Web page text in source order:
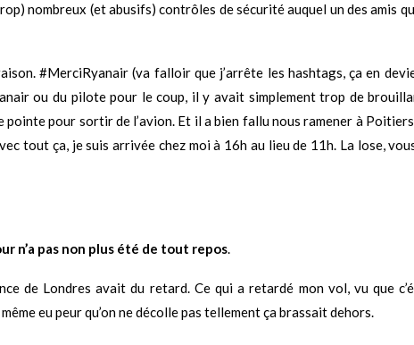
nombreux (et abusifs) contrôles de sécurité auquel un des amis
#MerciRyanair (va falloir que j’arrête les hashtags, ça en
ou du pilote pour le coup, il y avait simplement trop de
pour sortir de l’avion. Et il a bien fallu nous ramener à
tout ça, je suis arrivée chez moi à 16h au lieu de 11h. La lose,
n’a pas non plus été de tout repos.
de Londres avait du retard. Ce qui a retardé mon vol, vu que
eu peur qu’on ne décolle pas tellement ça brassait dehors.